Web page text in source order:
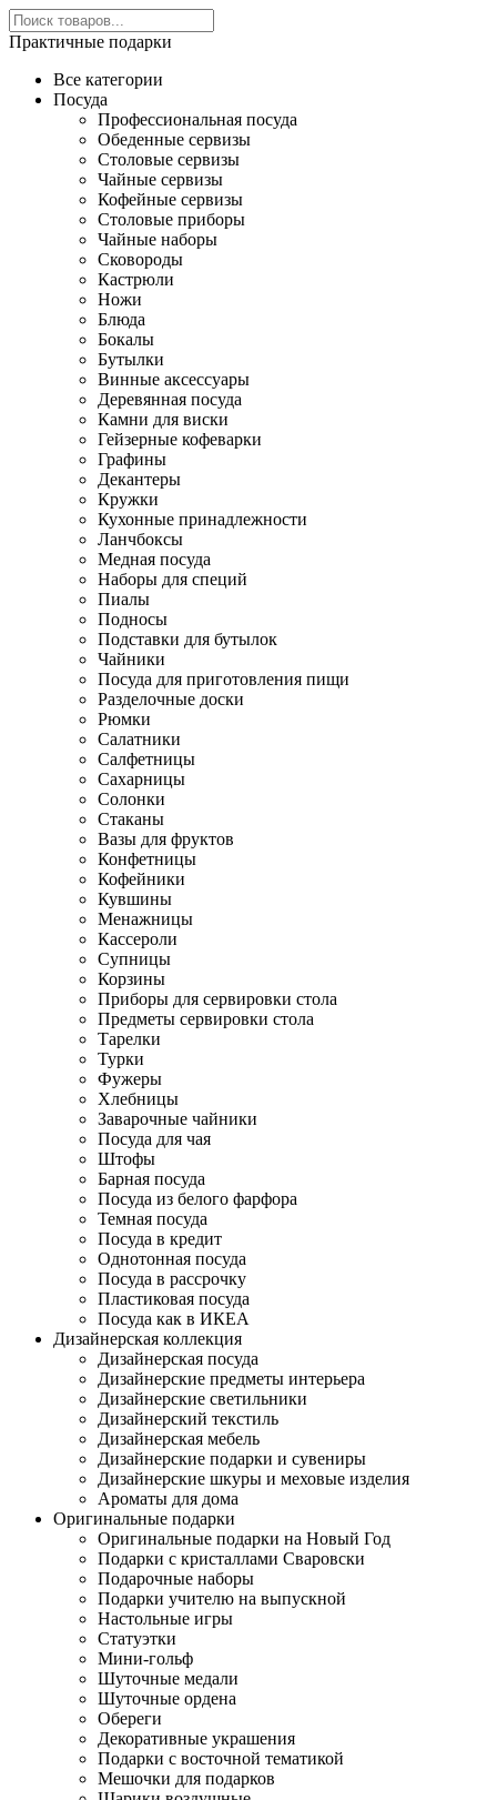
Практичные подарки
Все категории
Посуда
Профессиональная посуда
Обеденные сервизы
Столовые сервизы
Чайные сервизы
Кофейные сервизы
Столовые приборы
Чайные наборы
Сковороды
Кастрюли
Ножи
Блюда
Бокалы
Бутылки
Винные аксессуары
Деревянная посуда
Камни для виски
Гейзерные кофеварки
Графины
Декантеры
Кружки
Кухонные принадлежности
Ланчбоксы
Медная посуда
Наборы для специй
Пиалы
Подносы
Подставки для бутылок
Чайники
Посуда для приготовления пищи
Разделочные доски
Рюмки
Салатники
Салфетницы
Сахарницы
Солонки
Стаканы
Вазы для фруктов
Конфетницы
Кофейники
Кувшины
Менажницы
Кассероли
Супницы
Корзины
Приборы для сервировки стола
Предметы сервировки стола
Тарелки
Турки
Фужеры
Хлебницы
Заварочные чайники
Посуда для чая
Штофы
Барная посуда
Посуда из белого фарфора
Темная посуда
Посуда в кредит
Однотонная посуда
Посуда в рассрочку
Пластиковая посуда
Посуда как в ИКЕА
Дизайнерская коллекция
Дизайнерская посуда
Дизайнерские предметы интерьера
Дизайнерские светильники
Дизайнерский текстиль
Дизайнерская мебель
Дизайнерские подарки и сувениры
Дизайнерские шкуры и меховые изделия
Ароматы для дома
Оригинальные подарки
Оригинальные подарки на Новый Год
Подарки с кристаллами Сваровски
Подарочные наборы
Подарки учителю на выпускной
Настольные игры
Статуэтки
Мини-гольф
Шуточные медали
Шуточные ордена
Обереги
Декоративные украшения
Подарки с восточной тематикой
Мешочки для подарков